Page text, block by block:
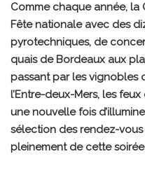
Comme chaque année, la
Fête nationale avec des
pyrotechniques, de
quais de Bordeaux aux
passant par les vignobles
l’Entre-deux-Mers, les
une nouvelle fois
sélection des rendez-
pleinement de cette